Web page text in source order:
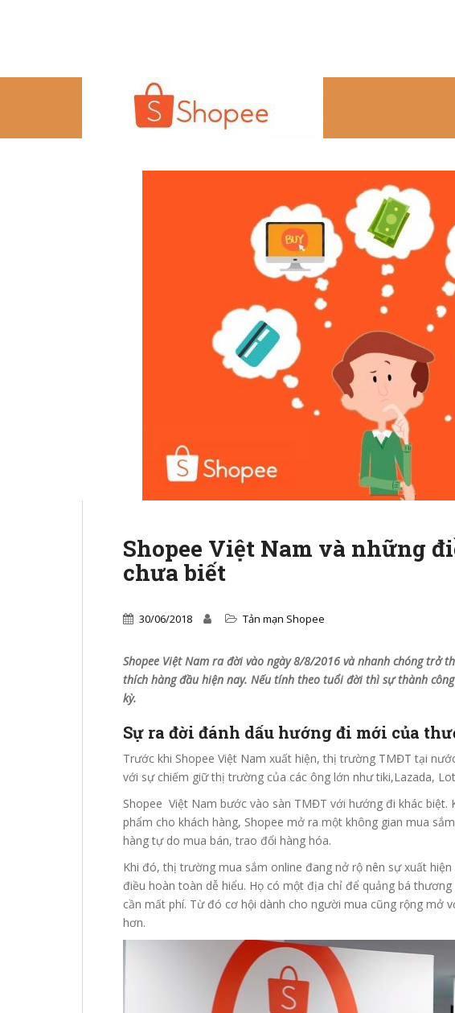
Shopee Việt Nam và những
chưa biết
30/06/2018 Tản mạn Shopee
Shopee Việt Nam ra đời vào ngày 8/8/2016 và nhanh chóng trở
thích hàng đầu hiện nay. Nếu tính theo tuổi đời thì sự thành
kỳ.
Sự ra đời đánh dấu hướng đi mới của
Trước khi Shopee Việt Nam xuất hiện, thị trường TMĐT tại
với sự chiếm giữ thị trường của các ông lớn như tiki,Lazada,
Shopee Việt Nam bước vào sàn TMĐT với hướng đi khác biệt.
phẩm cho khách hàng, Shopee mở ra một không gian mua
hàng tự do mua bán, trao đổi hàng hóa.
Khi đó, thị trường mua sắm online đang nở rộ nên sự xuất
điều hoàn toàn dễ hiểu. Họ có một địa chỉ để quảng bá
cần mất phí. Từ đó cơ hội dành cho người mua cũng rộng mở
hơn.